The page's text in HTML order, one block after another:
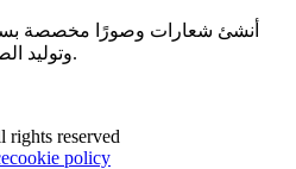
أنشئ شعارات وصورًا مخصصة
وتوليد الصور بناءً على مطالباتك الفريدة.
rights reserved
cookie policy